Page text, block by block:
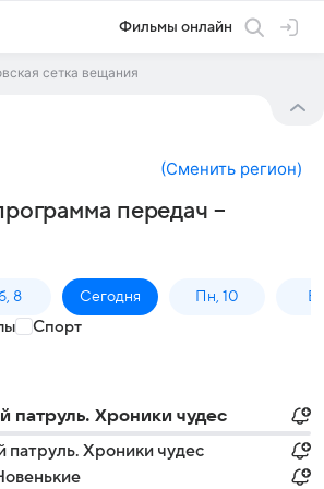
Фильмы онлайн
сетка вещания
(Сменить регион)
передач –
8 Сегодня Пн, 10
Спорт
патруль. Хроники чудес
патруль. Хроники чудес